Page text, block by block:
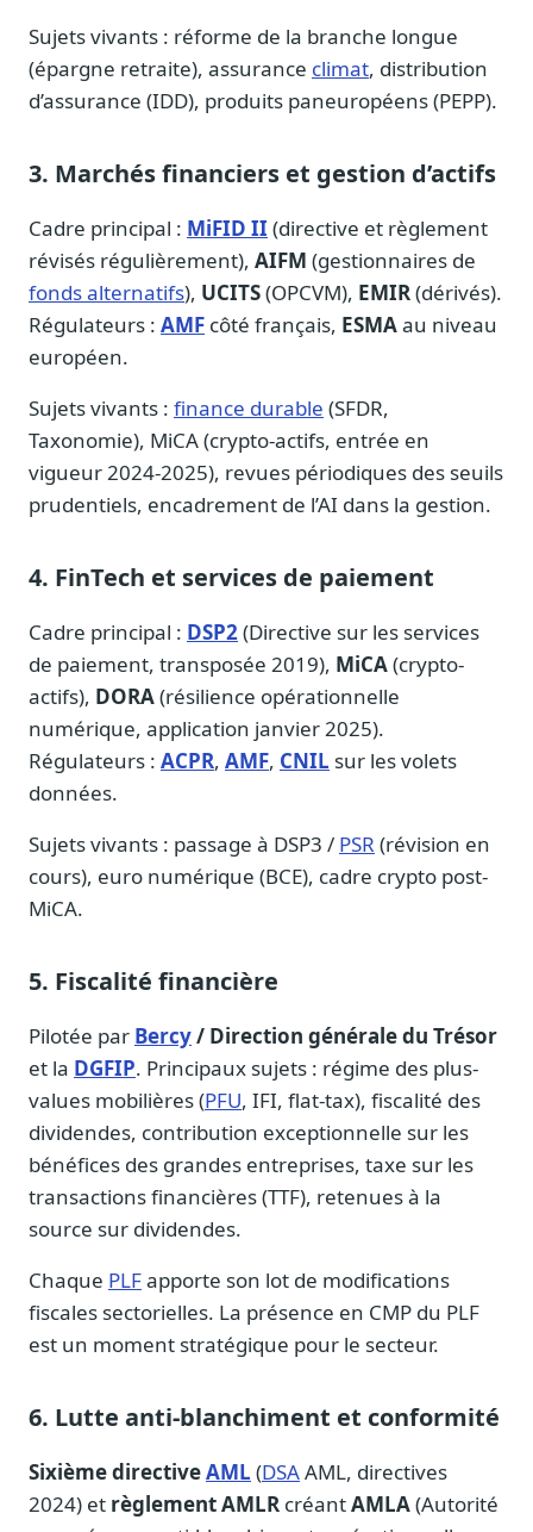
Presse
Kit média, contacts
Sujets vivants : réforme de la branche longue
(épargne retraite), assurance climat, distribution
d’assurance (IDD), produits paneuropéens (PEPP).
3. Marchés financiers et gestion d’actifs
Cadre principal : MiFID II (directive et règlement
révisés régulièrement), AIFM (gestionnaires de
fonds alternatifs), UCITS(OPCVM), EMIR(dérivés).
Régulateurs : AMF côté français, ESMAau niveau
européen.
Sujets vivants : finance durable (SFDR,
Taxonomie), MiCA (crypto-actifs, entrée en
vigueur 2024-2025), revues périodiques des seuils
prudentiels, encadrement de l’AI dans la gestion.
4. FinTech et services de paiement
Cadre principal : DSP2(Directive sur les services
de paiement, transposée 2019), MiCA(crypto-
actifs), DORA(résilience opérationnelle
numérique, application janvier 2025).
Régulateurs : ACPR, AMF, CNIL sur les volets
données.
Sujets vivants : passage à DSP3 / PSR (révision en
cours), euro numérique (BCE), cadre crypto post-
MiCA.
5. Fiscalité financière
Pilotée par Bercy/ Direction générale du Trésor
et la DGFIP. Principaux sujets : régime des plus-
values mobilières (PFU, IFI, flat-tax), fiscalité des
dividendes, contribution exceptionnelle sur les
bénéfices des grandes entreprises, taxe sur les
transactions financières (TTF), retenues à la
source sur dividendes.
Chaque PLFapporte son lot de modifications
fiscales sectorielles. La présence en CMP du PLF
est un moment stratégique pour le secteur.
6. Lutte anti-blanchiment et conformité
Sixième directiveAML (DSAAML, directives
2024) et règlement AMLR créantAMLA(Autorité